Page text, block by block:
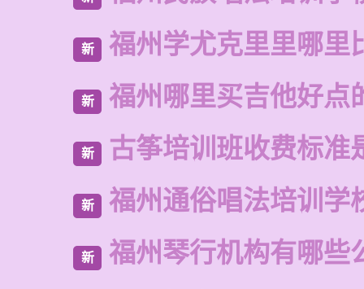
新 福州学尤克里里哪里
新 福州哪里买吉他好点
新 古筝培训班收费标准
新 福州通俗唱法培训学
新 福州琴行机构有哪些